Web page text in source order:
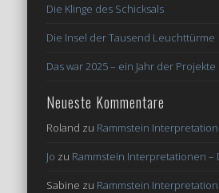
Die Klinge des Schicksals
Die Insel der Tausend Leuchttürme
Das war 2025 – ein Jahr der Projekte
Neueste Kommentare
Roland zu Rammstein
Jo zu Rammstein Interpretationen –
Sabine zu Rammstein